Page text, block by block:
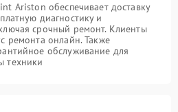
Ariston обеспечивает доставку
диагностику и
срочный ремонт. Клиенты
ремонта онлайн. Также
обслуживание для
техники